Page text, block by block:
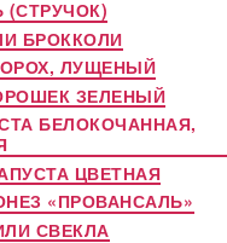
(СТРУЧОК)
БРОККОЛИ
ЛУЩЕНЫЙ
ЗЕЛЕНЫЙ
БЕЛОКОЧАННАЯ,
ЦВЕТНАЯ
«ПРОВАНСАЛЬ»
СВЕКЛА